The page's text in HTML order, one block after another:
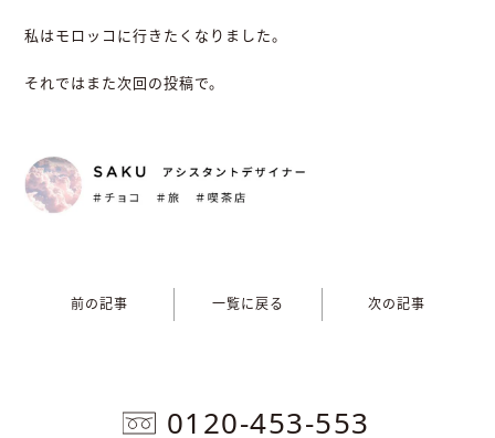
私はモロッコに行きたくなりました。
それではまた次回の投稿で。
前の記事 一覧に戻る 次の記事
0120-453-553